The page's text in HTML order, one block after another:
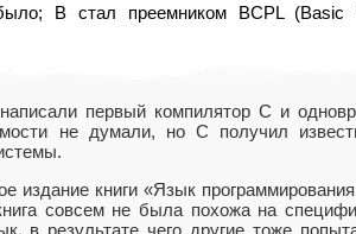
B стал преемником BCPL (Basic
первый компилятор C и
не думали, но C получил
издание книги «Язык
совсем не была похожа на
в результате чего другие тоже